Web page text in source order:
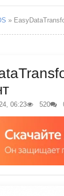
»
06:23 520